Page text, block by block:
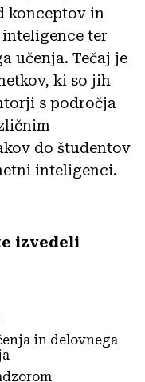
konceptov in
ter
učenja. Tečaj je
ki so jih
s področja
do študentov
inteligenci.
izvedeli
in delovnega